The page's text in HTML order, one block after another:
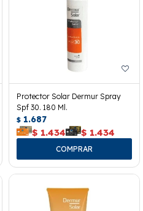
Protector Solar Dermur Spray
Spf 30. 180 Ml.
$ 1.687
$ 1.434 $ 1.434